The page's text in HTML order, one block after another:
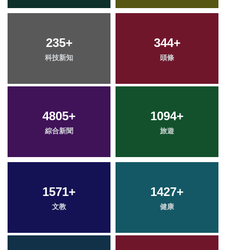
235+
科技新知
344+
頭條
4805+
綜合新聞
1094+
旅遊
1571+
文教
1427+
健康